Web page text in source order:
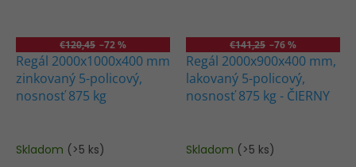
€120,45 –72 %
Regál 2000x1000x400 mm
zinkovaný 5-policový,
nosnosť 875 kg
Skladom (>5 ks)
€141,25 –76 %
Regál 2000x900x400 mm,
lakovaný 5-policový,
nosnosť 875 kg - ČIERNY
Skladom (>5 ks)